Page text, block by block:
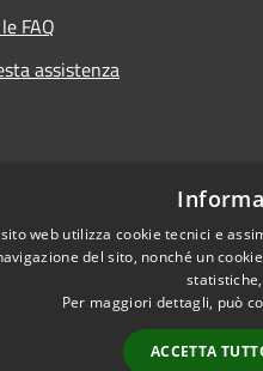
FAQ
assistenza
web utilizza cookie tecnici e
del sito, nonché un
Per maggiori dettagli, può
ACCETTA